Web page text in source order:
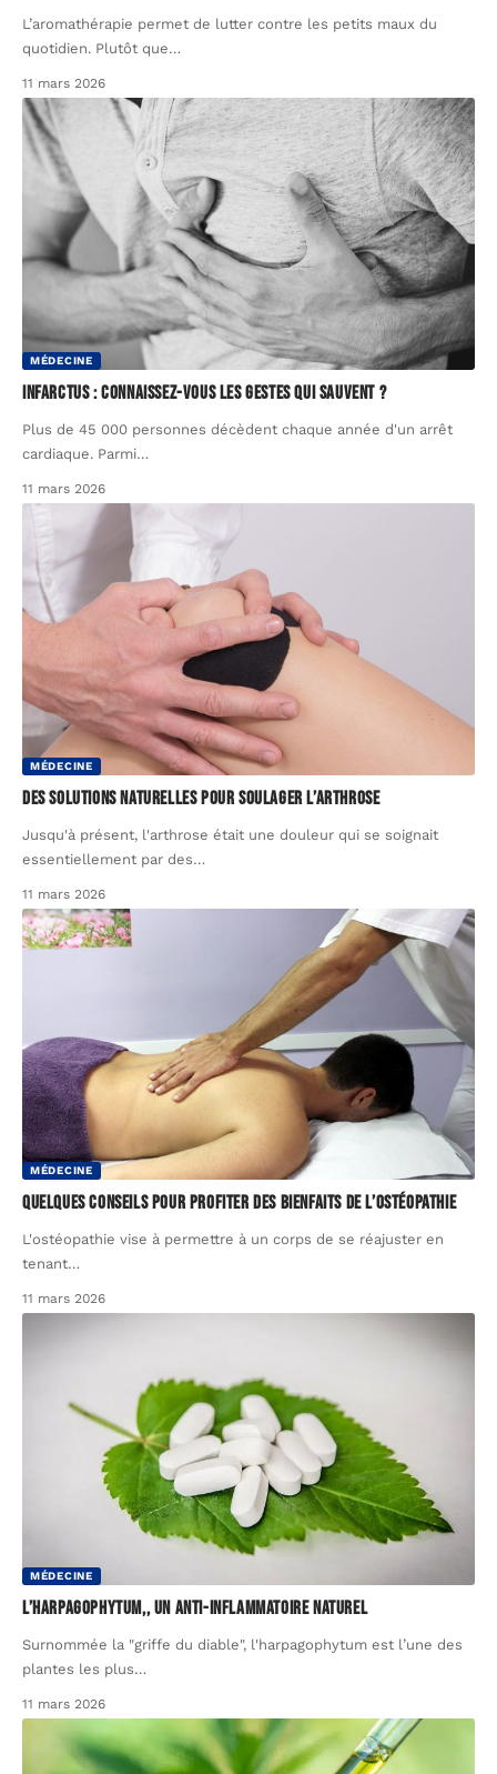
L’aromathérapie permet de lutter contre les petits maux du
quotidien. Plutôt que…
11 mars 2026
MÉDECINE
Infarctus : connaissez-vous les gestes qui sauvent ?
Plus de 45 000 personnes décèdent chaque année d'un arrêt
cardiaque. Parmi…
11 mars 2026
MÉDECINE
Des solutions naturelles pour soulager l’arthrose
Jusqu'à présent, l'arthrose était une douleur qui se soignait
essentiellement par des…
11 mars 2026
MÉDECINE
Quelques conseils pour profiter des bienfaits de l’ostéopathie
L'ostéopathie vise à permettre à un corps de se réajuster en
tenant…
11 mars 2026
MÉDECINE
L’harpagophytum,, un anti-inflammatoire naturel
Surnommée la "griffe du diable", l'harpagophytum est l’une des
plantes les plus…
11 mars 2026